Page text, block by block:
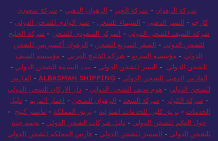
شركة الرهوان - شركة الخير - الرهوان الذهبي - شركة سعودي
كارجو - النسر الذهبي - الشيماء للشحن - نسر الوادي للشحن الدولي -
شركة السيف للشحن الدولي - المركز السعودي للشحن - شركة الخليج
للشحن الدولي - الصقر السريع للشحن - الرهوان أكسبريس للشحن
الدولي - مؤسسة السريع - شركة الخليج العربي - مؤسسة السيف
للشحن الدولي - النسر للشحن الدولي - بيت البسمة للشحن الدولي -
الفارس الذهبي للشحن الدولي -
ALBASMAH SHIPPING
- الفارس
للشحن الدولي - هوم سيف للشحن الدولي -دار الاركان للشحن الدولي
- شركة الكوثر - شركة السعد - الرهوان للشحن - اعمار المريم - دليل
الخدمات - بريق كلين للخدمات المنزلية - بريق المملكة - ماستر كينج -
حول العالم للشحن الدولي - دليل شركات الشحن الدولي - نجمة جدة
للشحن الدولي - المتميز للشحن الدولي - فارس المملكة للشحن الدولي